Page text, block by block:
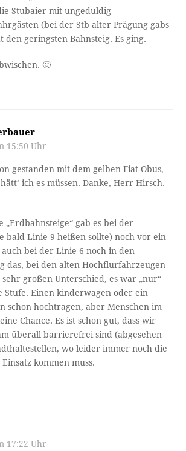
Stubaier mit ungeduldig
(bei der Stb alter Prägung gabs
den geringsten Bahnsteig. Es ging.
🙂
15:50 Uhr
gestanden mit dem gelben Fiat-Obus,
ich es müssen. Danke, Herr Hirsch.
„Erdbahnsteige“ gab es bei der
bald Linie 9 heißen sollte) noch vor ein
bei der Linie 6 noch in den
das, bei den alten Hochflurfahrzeugen
sehr großen Unterschied, es war „nur“
Stufe. Einen kinderwagen oder ein
schon hochtragen, aber Menschen im
Chance. Es ist schon gut, dass wir
überall barrierefrei sind (abgesehen
wo leider immer noch die
kommen muss.
17:22 Uhr